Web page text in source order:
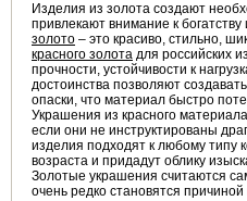
Изделия из золота создают
привлекают внимание к
золото – это красиво, стильно,
красного золота для российских
прочности, устойчивости к
достоинства позволяют
опаски, что материал быстро
Украшения из красного
если они не инструктированы
изделия подходят к любому типу
возраста и придадут облику
Золотые украшения считаются
очень редко становятся